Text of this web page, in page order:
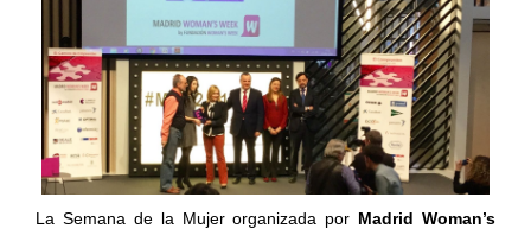
La Semana de la Mujer organizada por Madrid Woman’s